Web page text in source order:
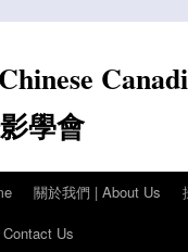
學會
關於我們 | About Us
Us